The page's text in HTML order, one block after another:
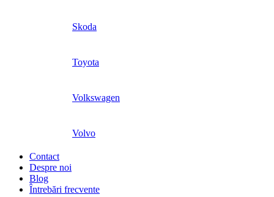
Skoda
Toyota
Volkswagen
Volvo
Contact
Despre noi
Blog
Întrebări frecvente